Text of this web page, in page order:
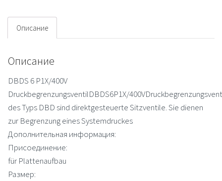
Описание
Описание
DBDS 6 P1X/400V
DruckbegrenzungsventilDBDS6P1X/
des Typs DBD sind direktgesteuerte Sitzventile. Sie dienen
zur Begrenzung eines Systemdruckes
Дополнительная информация:
Присоединение:
für Plattenaufbau
Размер: